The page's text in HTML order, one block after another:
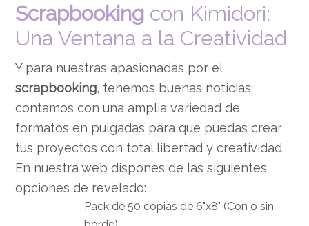
Scrapbooking con Kimidori:
Una Ventana a la Creatividad
Y para nuestras apasionadas por el
scrapbooking, tenemos buenas noticias:
contamos con una amplia variedad de
formatos en pulgadas para que puedas crear
tus proyectos con total libertad y creatividad.
En nuestra web dispones de las siguientes
opciones de revelado:
Pack de 50 copias de 6"x8" (Con o sin